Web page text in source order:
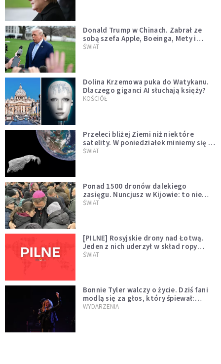
Donald Trump w Chinach. Zabrał ze
sobą szefa Apple, Boeinga, Mety i
Muska
ŚWIAT
Dolina Krzemowa puka do Watykanu.
Dlaczego giganci AI słuchają księży?
KOŚCIÓŁ
Przeleci bliżej Ziemi niż niektóre
satelity. W poniedziałek miniemy się z
asteroidą, która poprzedzi znacznie
ŚWIAT
Ponad 1500 dronów dalekiego
zasięgu. Nuncjusz w Kijowie: to nie
wygląda na wolę zakończenia wojny
ŚWIAT
[PILNE] Rosyjskie drony nad Łotwą.
Jeden z nich uderzył w skład ropy
naftowej
ŚWIAT
Bonnie Tyler walczy o życie. Dziś fani
modlą się za głos, który śpiewał:
"Lord, help me"
WYDARZENIA